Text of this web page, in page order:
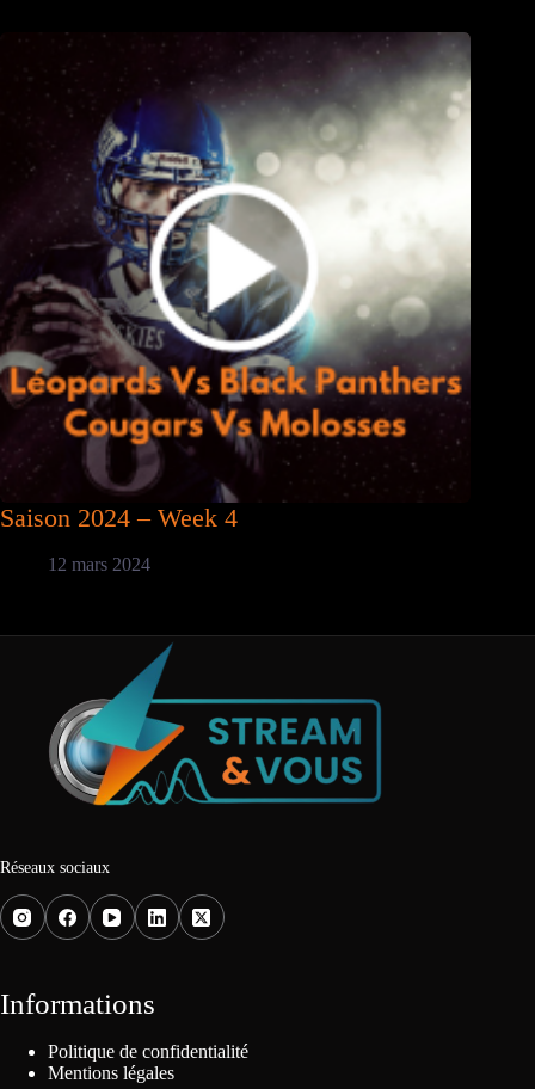
Saison 2024 – Week 4
12 mars 2024
Réseaux sociaux
Informations
Politique de confidentialité
Mentions légales